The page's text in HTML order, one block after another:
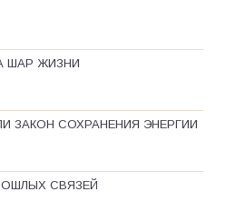
ШАР ЖИЗНИ
ЗАКОН СОХРАНЕНИЯ ЭНЕРГИИ
СВЯЗЕЙ